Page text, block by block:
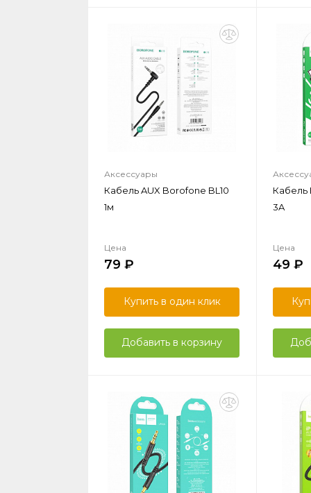
Аксессуары
Кабель AUX Borofone BL10
1м
Цена
79
Купить в один клик
Добавить в корзину
Кабель
3A
Цена
49